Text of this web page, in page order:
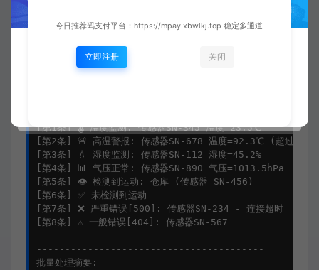
输出示例：
智能数据管道系统 - Python模式匹配实战
[第1条] 🌡️ 温度监测: 传感器SN-345 温度=23.5℃
[第2条] 🚨 高温警报: 传感器SN-678 温度=92.3℃ (超过80℃
[第3条] 💧 湿度监测: 传感器SN-112 湿度=45.2%
[第4条] 📊 气压正常: 传感器SN-890 气压=1013.5hPa
[第5条] 👁️ 检测到运动: 仓库 (传感器 SN-456)
[第6条] ✅ 未检测到运动
[第7条] ❌ 严重错误[500]: 传感器SN-234 - 连接超时
[第8条] ⚠️ 一般错误[404]: 传感器SN-567
----------------------------------------
批量处理摘要:
今日推荐码支付平台：https://mpay.xbwlkj.top 稳定多通道
立即注册 关闭